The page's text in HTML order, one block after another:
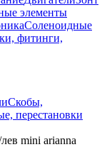
элементы
Соленоидные
фитинги,
Cкобы,
перестановки
mini arianna